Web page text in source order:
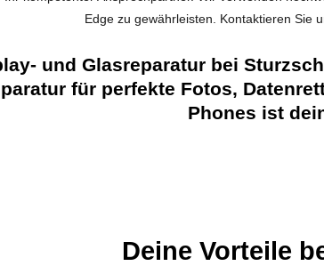
Edge zu gewährleisten. Kontaktieren Sie
und Glasreparatur bei
für perfekte Fotos,
Phones ist
Deine Vorteile